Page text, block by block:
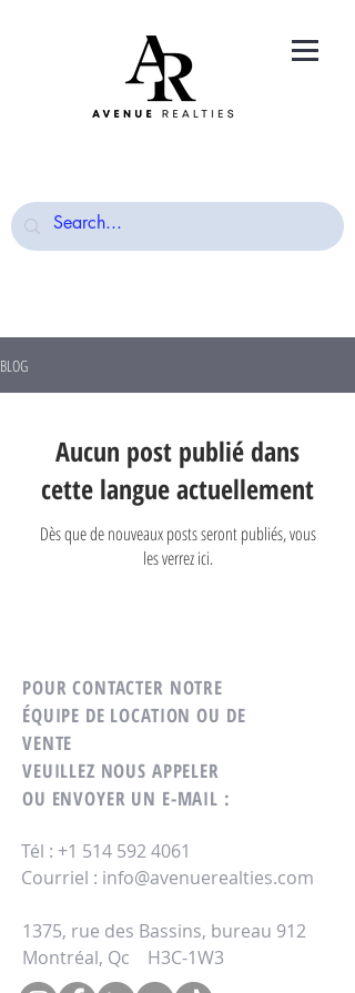
BLOG
Aucun post publié dans
cette langue actuellement
Dès que de nouveaux posts seront publiés, vous
les verrez ici.
POUR CONTACTER NOTRE
ÉQUIPE DE LOCATION OU DE
VENTE
VEUILLEZ NOUS APPELER
OU ENVOYER UN E-MAIL :
Tél : +1 514 592 4061
Courriel : info@avenuerealties.com
1375, rue des Bassins, bureau 912
Montréal, Qc H3C-1W3